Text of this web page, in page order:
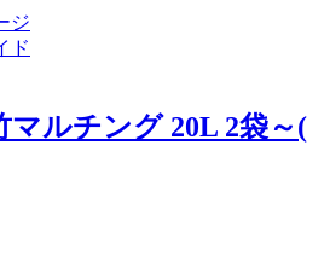
ジ
ド
マルチング 20L 2袋～(